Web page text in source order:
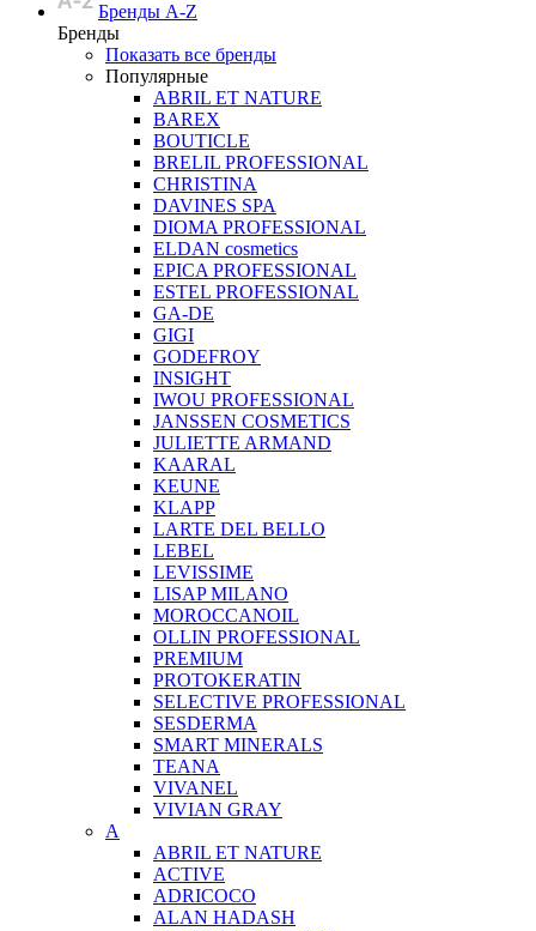
Бренды A-Z
Бренды
Показать все бренды
Популярные
ABRIL ET NATURE
BAREX
BOUTICLE
BRELIL PROFESSIONAL
CHRISTINA
DAVINES SPA
DIOMA PROFESSIONAL
ELDAN cosmetics
EPICA PROFESSIONAL
ESTEL PROFESSIONAL
GA-DE
GIGI
GODEFROY
INSIGHT
IWOU PROFESSIONAL
JANSSEN COSMETICS
JULIETTE ARMAND
KAARAL
KEUNE
KLAPP
LARTE DEL BELLO
LEBEL
LEVISSIME
LISAP MILANO
MOROCCANOIL
OLLIN PROFESSIONAL
PREMIUM
PROTOKERATIN
SELECTIVE PROFESSIONAL
SESDERMA
SMART MINERALS
TEANA
VIVANEL
VIVIAN GRAY
A
ABRIL ET NATURE
ACTIVE
ADRICOCO
ALAN HADASH